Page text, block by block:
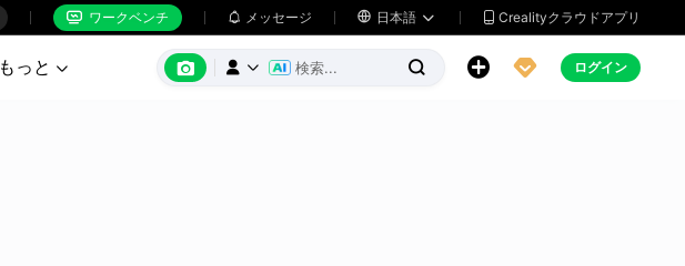
 ワークベンチ  メッセージ  日本語   Crealityクラウドアプリ
もっと        ログイン